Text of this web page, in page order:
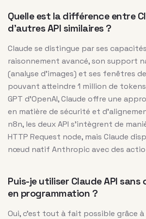
Quelle est la différence entre
d’autres API similaires ?
Claude se distingue par ses
raisonnement avancé, son support
(analyse d’images) et ses fenêtres
pouvant atteindre 1 million de
GPT d’OpenAI, Claude offre une
en matière de sécurité et
n8n, les deux API s’intègrent de
HTTP Request node, mais Claude
nœud natif Anthropic avec des
Puis-je utiliser Claude API
en programmation ?
Oui, c’est tout à fait possible grâce